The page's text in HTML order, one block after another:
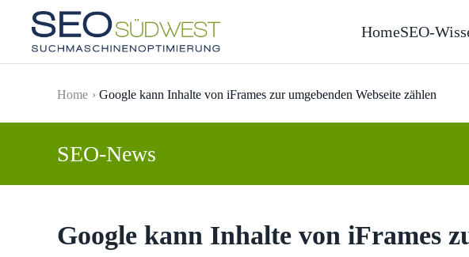
Skip to main content
HomeSEO-
Home Google kann Inhalte von iFrames zur umgebenden Webseite zählen
SEO-News
Google kann Inhalte von iFrames